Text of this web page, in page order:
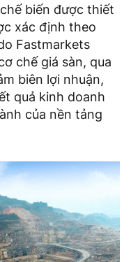
biến được thiết
xác định theo
Fastmarkets
chế giá sàn, qua
biên lợi nhuận,
quả kinh doanh
của nền tảng